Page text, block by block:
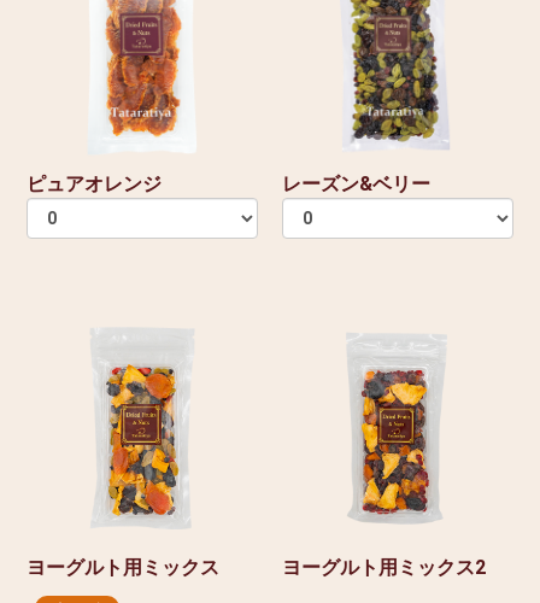
ピュアオレンジ レーズン&ベリー
ヨーグルト用ミックス ヨーグルト用ミックス2